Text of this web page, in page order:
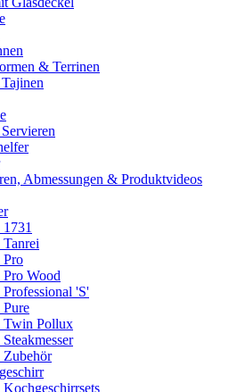
& Terrinen
Abmessungen & Produktvideos
Wood
'S'
Pollux